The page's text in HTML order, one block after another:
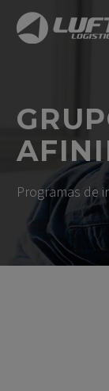
Programas de